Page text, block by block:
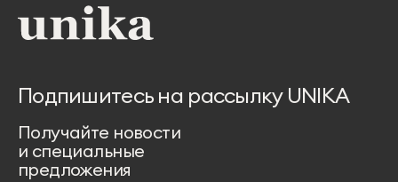
Подпишитесь на рассылку UNIKA
Получайте новости
и специальные
предложения